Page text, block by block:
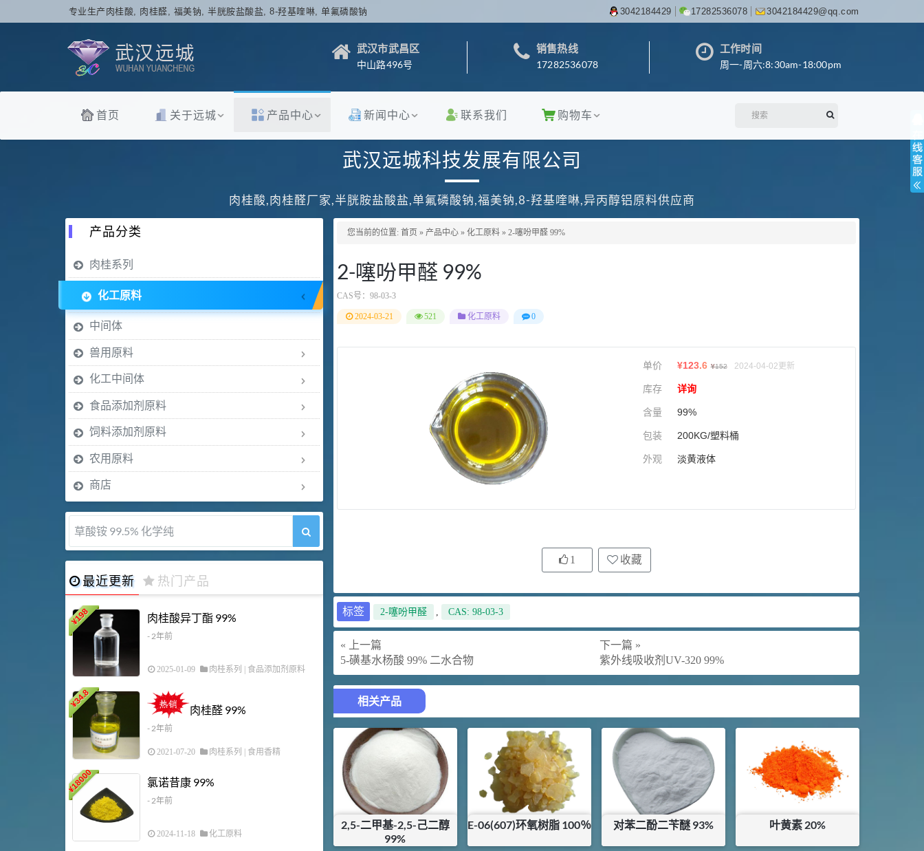
专业生产肉桂酸, 肉桂醛, 福美钠, 半胱胺盐酸盐, 8-羟基喹啉, 单氟磷酸钠 3042184429 17282536078 3042184429@qq.com
武汉市武昌区
中山路496号
销售热线
17282536078
工作时间
周一-周六:8:30am-18:00pm
首页 关于远城 产品中心 新闻中心 联系我们 购物车
武汉远城科技发展有限公司
肉桂酸,肉桂醛厂家,半胱胺盐酸盐,单氟磷酸钠,福美钠,8-羟基喹啉,异丙醇铝原料供应商
您当前的位置: 首页 » 产品中心 » 化工原料 » 2-噻吩甲醛 99%
2-噻吩甲醛 99%
CAS号： 98-03-3
2024-03-21 521 化工原料 0
单价 ¥123.6 ¥152 2024-04-02更新
库存 详询
含量 99%
包装 200KG/塑料桶
外观 淡黄液体
1 收藏
标签 2-噻吩甲醛 , CAS: 98-03-3
« 上一篇
5-磺基水杨酸 99% 二水合物
下一篇 »
紫外线吸收剂UV-320 99%
相关产品
2,5-二甲基-2,5-己二醇
99%
E-06(607)环氧树脂 100％ 对苯二酚二苄醚 93% 叶黄素 20%
产品分类
肉桂系列
化工原料
中间体
兽用原料
化工中间体
食品添加剂原料
饲料添加剂原料
农用原料
商店
草酸铵 99.5% 化学纯
最近更新 热门产品
¥
198 肉桂酸异丁酯 99%
- 2年前
2025-01-09 肉桂系列 食品添加剂原料
¥
34.8
肉桂醛 99%
- 2年前
2021-07-20 肉桂系列 | 食用香精
¥
18000 氯诺昔康 99%
- 2年前
2024-11-18 化工原料
1 胍基乙酸 98%
乙酸橙花酯 99%
浏览量 - 5.51w
2021-06-17 化工原料
多效唑 90%
浏览量 - 4.4w
植物生长调节剂